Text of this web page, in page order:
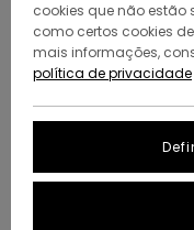
cookies que não estão
como certos cookies
mais informações,
política de privacidade